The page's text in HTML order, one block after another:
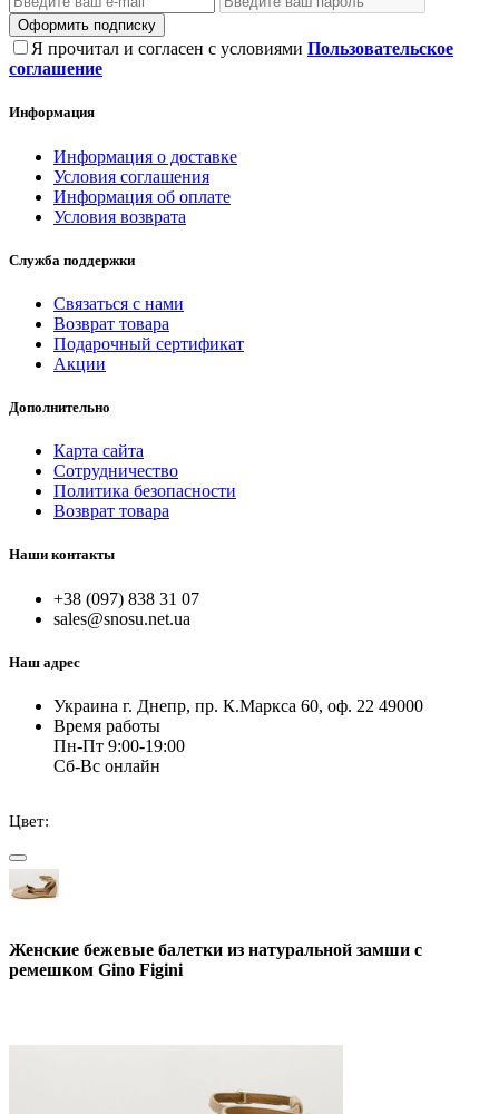
Оформить подписку
Я прочитал и согласен с условиями Пользовательское
соглашение
Информация
Информация о доставке
Условия соглашения
Информация об оплате
Условия возврата
Служба поддержки
Связаться с нами
Возврат товара
Подарочный сертификат
Акции
Дополнительно
Карта сайта
Сотрудничество
Политика безопасности
Возврат товара
Наши контакты
+38 (097) 838 31 07
sales@snosu.net.ua
Наш адрес
Украина г. Днепр, пр. К.Маркса 60, оф. 22 49000
Время работы
Пн-Пт 9:00-19:00
Сб-Вс онлайн
Цвет:
Женские бежевые балетки из натуральной замши с
ремешком Gino Figini